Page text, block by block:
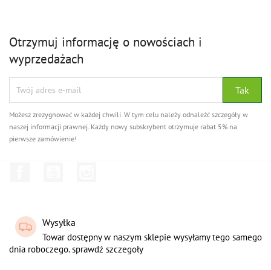
Otrzymuj informację o nowościach i
wyprzedażach
Możesz zrezygnować w każdej chwili. W tym celu należy odnaleźć szczegóły w
naszej informacji prawnej. Każdy nowy subskrybent otrzymuje rabat 5% na
pierwsze zamówienie!
Wysyłka
Towar dostępny w naszym sklepie wysyłamy tego samego
dnia roboczego. sprawdź szczegoły